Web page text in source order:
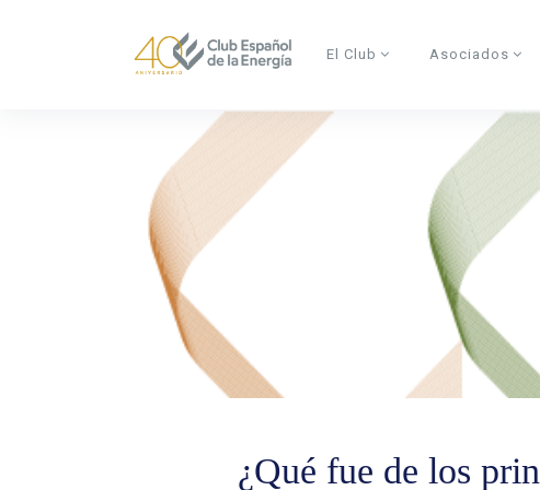
El Club Asociados
¿Qué fue de los